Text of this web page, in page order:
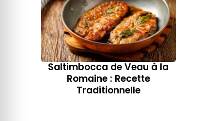
Saltimbocca de Veau à la
Romaine : Recette
Traditionnelle